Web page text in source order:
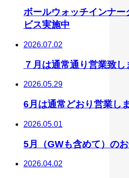
ボールウォッチインナー
ビス実施中
2026.07.02
７月は通常通り営業致し
2026.05.29
6月は通常どおり営業し
2026.05.01
5月（GWも含めて）の
2026.04.02